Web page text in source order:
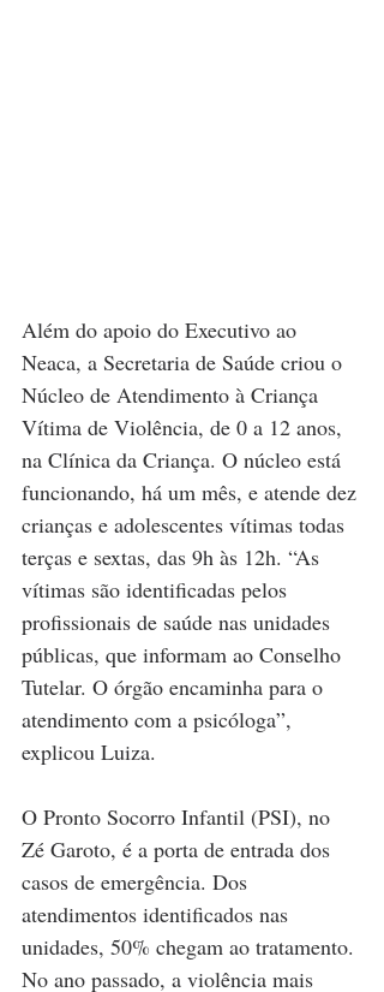
Além do apoio do Executivo ao
Neaca, a Secretaria de Saúde criou o
Núcleo de Atendimento à Criança
Vítima de Violência, de 0 a 12 anos,
na Clínica da Criança. O núcleo está
funcionando, há um mês, e atende dez
crianças e adolescentes vítimas todas
terças e sextas, das 9h às 12h. “As
vítimas são identificadas pelos
profissionais de saúde nas unidades
públicas, que informam ao Conselho
Tutelar. O órgão encaminha para o
atendimento com a psicóloga”,
explicou Luiza.
O Pronto Socorro Infantil (PSI), no
Zé Garoto, é a porta de entrada dos
casos de emergência. Dos
atendimentos identificados nas
unidades, 50% chegam ao tratamento.
No ano passado, a violência mais